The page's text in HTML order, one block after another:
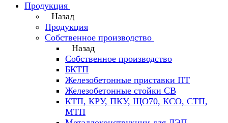
Продукция
Назад
Продукция
Собственное производство
Назад
Собственное производство
БКТП
Железобетонные приставки ПТ
Железобетонные стойки СВ
КТП, КРУ, ПКУ, ЩО70, КСО, СТП,
МТП